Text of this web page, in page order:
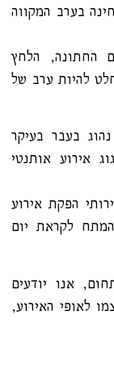
בערב המקווה
החתונה, הלחץ
להיות ערב של
בעבר בעיקר
אירוע אותנטי
הפקת אירוע
לקראת יום
אנו יודעים
לאופי האירוע,